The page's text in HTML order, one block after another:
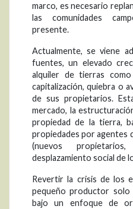
marco, es necesario
las comunidades
presente.
Actualmente, se viene
fuentes, un elevado
alquiler de tierras
capitalización, quiebra o
de sus propietarios.
mercado, la
propiedad de la tierra,
propiedades por agentes
(nuevos
desplazamiento social de
Revertir la crisis de los
pequeño productor solo
bajo un enfoque de